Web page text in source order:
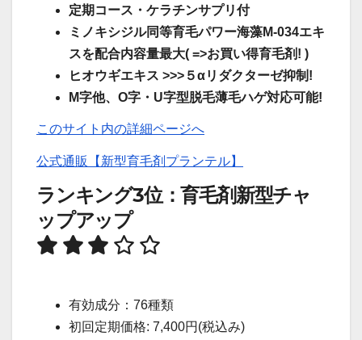
定期コース・ケラチンサプリ付
ミノキシジル同等育毛パワー海藻M-034エキ
スを配合内容量最大( =>お買い得育毛剤! )
ヒオウギエキス >>>５αリダクターゼ抑制!
M字他、O字・U字型脱毛薄毛ハゲ対応可能!
このサイト内の詳細ページへ
公式通販【新型育毛剤プランテル】
ランキング3位：育毛剤新型チャ
ップアップ
有効成分：76種類
初回定期価格: 7,400円(税込み)